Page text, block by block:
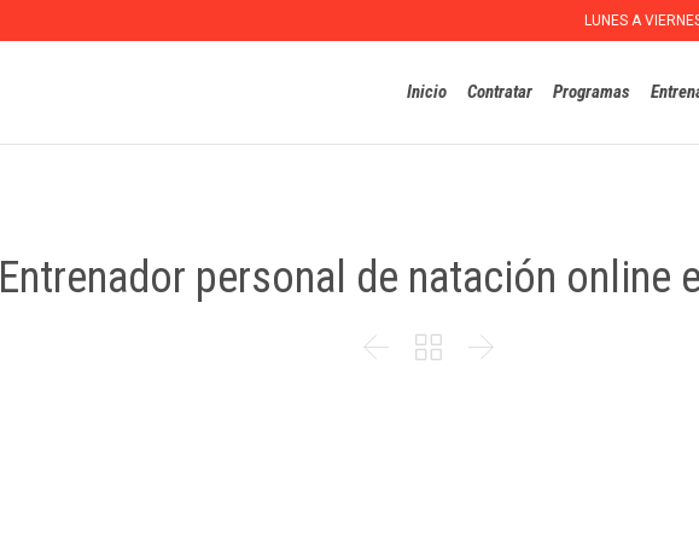
LUNES A
Inicio Contratar Programas
Entrenador personal de natación online
  